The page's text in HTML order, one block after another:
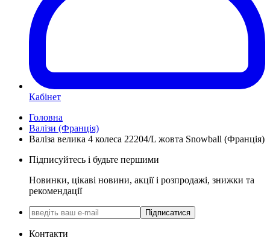
Кабінет
Головна
Валізи (Франція)
Валіза велика 4 колеса 22204/L жовта Snowball (Франція)
Підписуйтесь і будьте першими
Новинки, цікаві новини, акції і розпродажі, знижки та
рекомендації
Підписатися
Контакти